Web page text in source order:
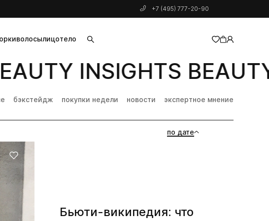
+7 (495) 777-20-90
волосылицотело
добавлен в корзину
INSIGHTS
бэкстейдж покупки недели новости экспертное мнение
по дате
Бьюти-википедия: что